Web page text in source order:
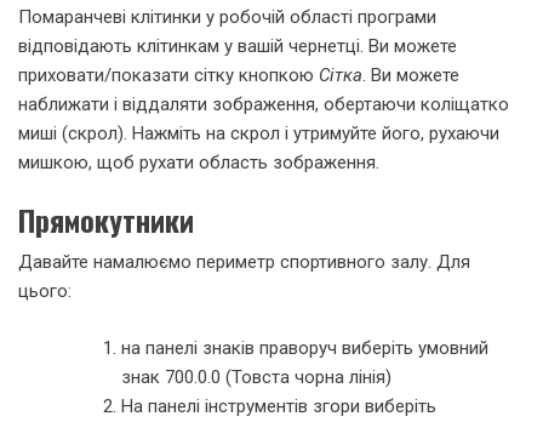
Помаранчеві клітинки у робочій області програми
відповідають клітинкам у вашій чернетці. Ви можете
приховати/показати сітку кнопкою Сітка . Ви можете
наближати і віддаляти зображення, обертаючи коліщатко
миші (скрол). Нажміть на скрол і утримуйте його, рухаючи
мишкою, щоб рухати область зображення.
Прямокутники
Давайте намалюємо периметр спортивного залу. Для
цього:
на панелі знаків праворуч виберіть умовний
знак 700.0.0 (Товста чорна лінія)
На панелі інструментів згори виберіть